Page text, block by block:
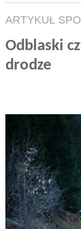
ARTYKUŁ
Odblaski
drodze